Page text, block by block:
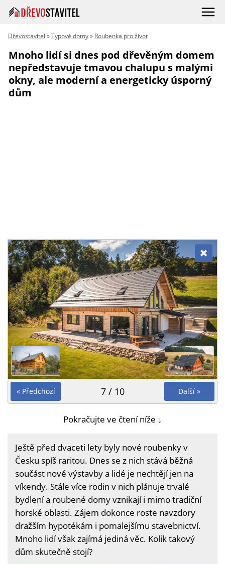
Dřevostavitel »Typové domy» Roubenka pro život
Mnoho lidí si dnes pod dřevěným domem
nepředstavuje tmavou chalupu s malými
okny, ale moderní a energeticky úsporný
dům
« Předchozí Další »
7 / 10
Pokračujte ve čtení níže ↓
Ještě před dvaceti lety byly nové roubenky v
Česku spíš raritou. Dnes se z nich stává běžná
součást nové výstavby a lidé je nechtějí jen na
víkendy. Stále více rodin v nich plánuje trvalé
bydlení a roubené domy vznikají i mimo tradiční
horské oblasti. Zájem dokonce roste navzdory
dražším hypotékám i pomalejšímu stavebnictví.
Mnoho lidí však zajímá jediná věc. Kolik takový
dům skutečně stojí?